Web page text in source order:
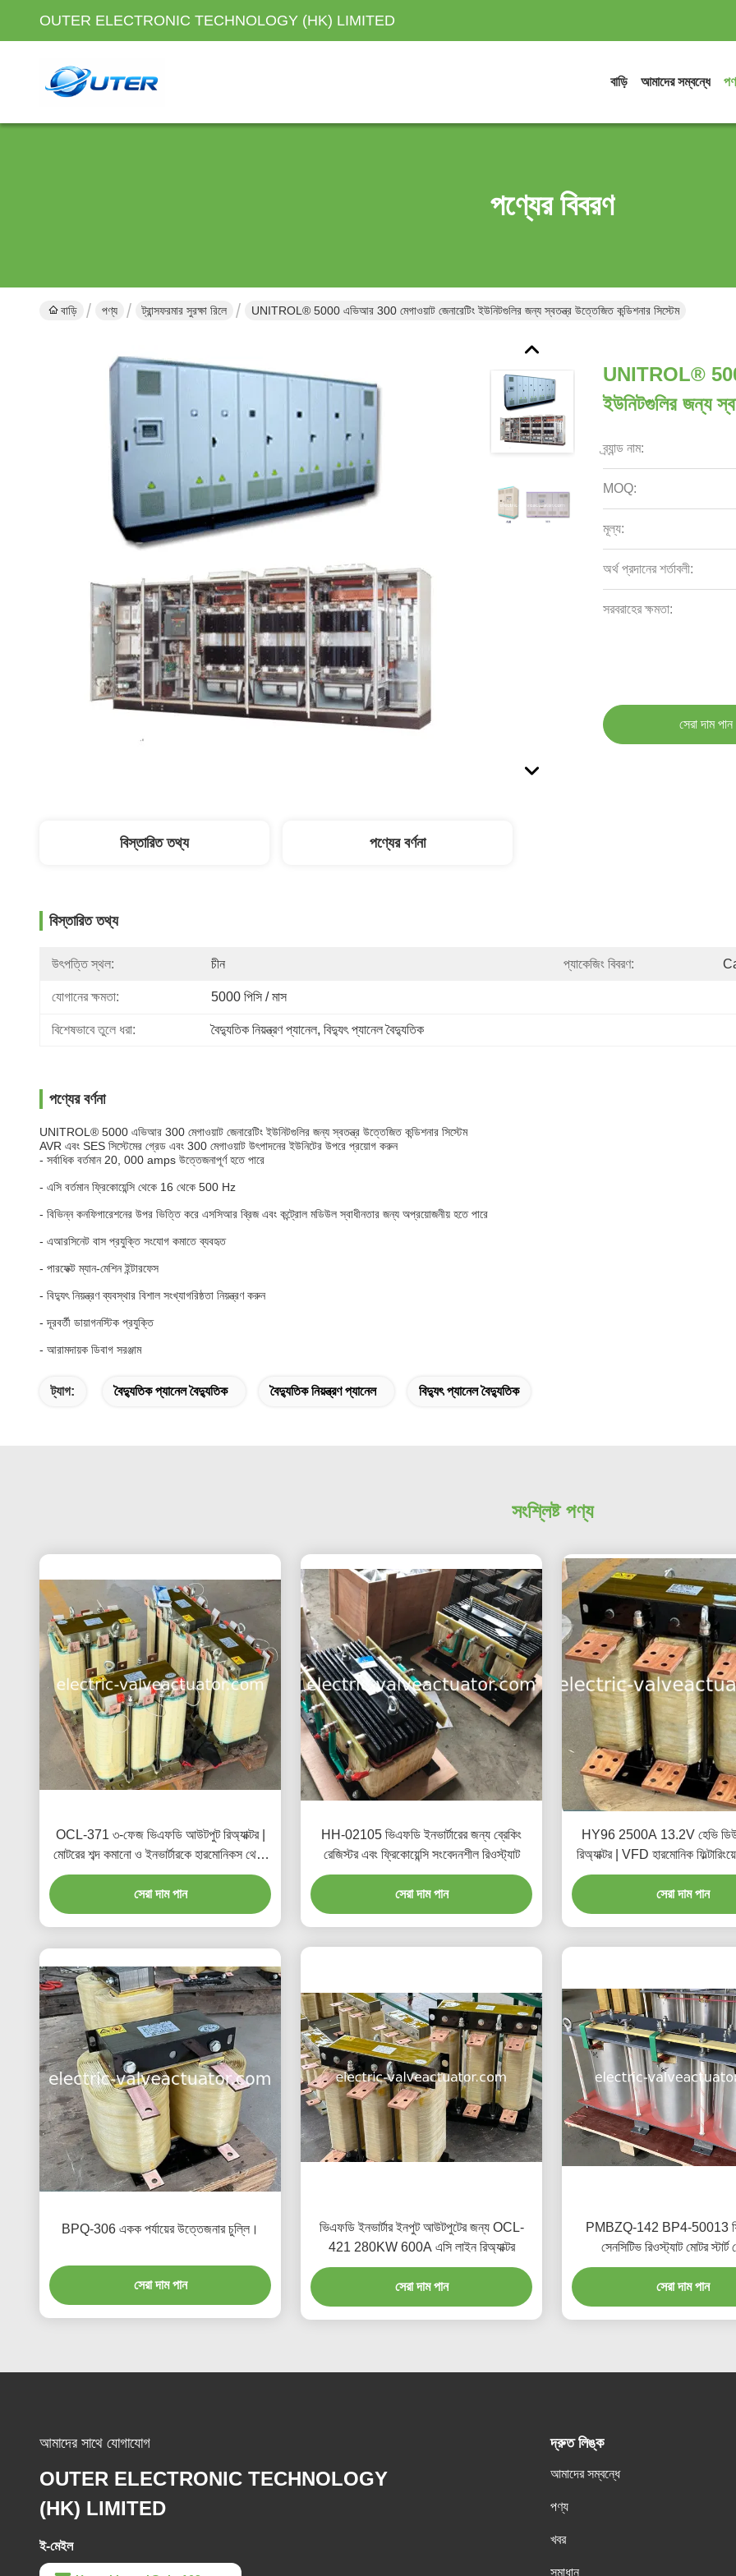
OUTER ELECTRONIC TECHNOLOGY (HK) LIMITED
বাড়ি আমাদের সম্বন্ধে
পণ্যের বিবরণ
বাড়ি পণ্য ট্রান্সফরমার সুরক্ষা রিলে UNITROL® 5000 এভিআর 300 মেগাওয়াট জেনারেটিং ইউনিটগুলির জন্য স্বতন্ত্র উত্তেজিত কন্ডিশনার সিস্টেম
UNITROL®
ইউনিটগুলির জন্য
ব্র্যান্ড নাম:
MOQ:
মূল্য:
অর্থ প্রদানের শর্তাবলী:
সরবরাহের ক্ষমতা:
সেরা দাম পান
বিস্তারিত তথ্য পণ্যের বর্ণনা
বিস্তারিত তথ্য
উৎপত্তি স্থল: চীন প্যাকেজিং বিবরণ:
যোগানের ক্ষমতা: 5000 পিসি / মাস
বিশেষভাবে তুলে ধরা: বৈদ্যুতিক নিয়ন্ত্রণ প্যানেল, বিদ্যুৎ প্যানেল বৈদ্যুতিক
পণ্যের বর্ণনা
UNITROL® 5000 এভিআর 300 মেগাওয়াট জেনারেটিং ইউনিটগুলির জন্য স্বতন্ত্র উত্তেজিত কন্ডিশনার সিস্টেম
AVR এবং SES সিস্টেমের গ্রেড এবং 300 মেগাওয়াট উৎপাদনের ইউনিটের উপরে প্রয়োগ করুন
- সর্বাধিক বর্তমান 20, 000 amps উত্তেজনাপূর্ণ হতে পারে
- এসি বর্তমান ফ্রিকোয়েন্সি থেকে 16 থেকে 500 Hz
- বিভিন্ন কনফিগারেশনের উপর ভিত্তি করে এসসিআর ব্রিজ এবং কন্ট্রোল মডিউল স্বাধীনতার জন্য অপ্রয়োজনীয় হতে পারে
- এআরসিনেট বাস প্রযুক্তি সংযোগ কমাতে ব্যবহৃত
- পারফেক্ট ম্যান-মেশিন ইন্টারফেস
- বিদ্যুৎ নিয়ন্ত্রণ ব্যবস্থার বিশাল সংখ্যাগরিষ্ঠতা নিয়ন্ত্রণ করুন
- দূরবর্তী ডায়াগনস্টিক প্রযুক্তি
- আরামদায়ক ডিবাগ সরঞ্জাম
ট্যাগ: বৈদ্যুতিক প্যানেল বৈদ্যুতিক বৈদ্যুতিক নিয়ন্ত্রণ প্যানেল বিদ্যুৎ প্যানেল বৈদ্যুতিক
সংশ্লিষ্ট পণ্য
OCL-371 ৩-ফেজ ভিএফডি আউটপুট রিঅ্যাক্টর |
মোটরের শব্দ কমানো ও ইনভার্টারকে হারমোনিকস থেকে
রক্ষা করুন | ৩৮০V/৬৬০V
সেরা দাম পান
HH-02105 ভিএফডি ইনভার্টারের জন্য ব্রেকিং
রেজিস্টর এবং ফ্রিকোয়েন্সি সংবেদনশীল রিওস্ট্যাট
সেরা দাম পান
HY96 2500A 13.2V হেভি
রিঅ্যাক্টর | VFD হারমোনিক
কপার ফয়েল ওয়াইন্ডিং
সেরা দাম পান
BPQ-306 একক পর্যায়ের উত্তেজনার চুল্লি।
সেরা দাম পান
ভিএফডি ইনভার্টার ইনপুট আউটপুটের জন্য OCL-
421 280KW 600A এসি লাইন রিঅ্যাক্টর
সেরা দাম পান
PMBZQ-142 BP4-50013
সেনসিটিভ রিওস্ট্যাট মোটর স্টার্ট
সেরা দাম পান
আমাদের সাথে যোগাযোগ
OUTER ELECTRONIC TECHNOLOGY
(HK) LIMITED
ই-মেইল
দ্রুত লিঙ্ক
আমাদের সম্বন্ধে
পণ্য
খবর
সমাধান